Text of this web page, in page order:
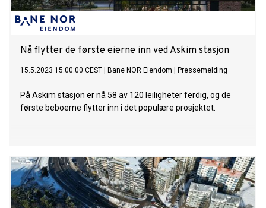
Nå flytter de første eierne inn ved Askim stasjon
15.5.2023 15:00:00 CEST Bane NOR Eiendom Pressemelding
På Askim stasjon er nå 58 av 120 leiligheter ferdig, og de
første beboerne flytter inn i det populære prosjektet.